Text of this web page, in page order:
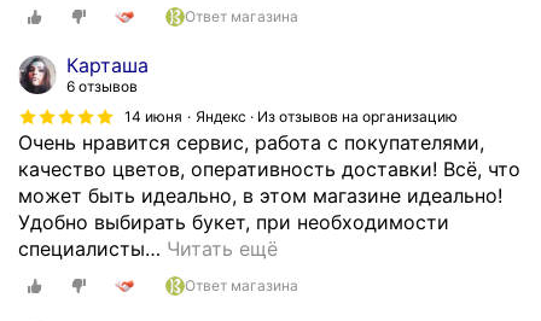
у
с
к
а
з
а
т
ь
о
Ответ магазина
Карташа
6 отзывов
14 июня
Яндекс · Из отзывов на организацию
Очень нравится сервис, работа с покупателями,
качество цветов, оперативность доставки! Всё, что
может быть идеально, в этом магазине идеально!
Удобно выбирать букет, при необходимости
специалисты… Читать ещё
Ответ магазина